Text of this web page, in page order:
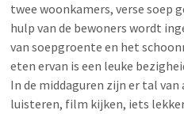
twee woonkamers, verse soep
hulp van de bewoners wordt
van soepgroente en het
eten ervan is een leuke
In de middaguren zijn er tal
luisteren, film kijken, iets